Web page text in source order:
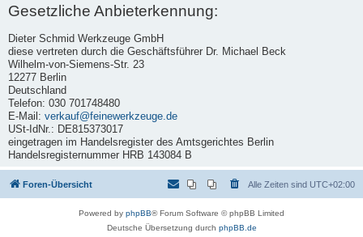
Gesetzliche Anbieterkennung:
Dieter Schmid Werkzeuge GmbH
diese vertreten durch die Geschäftsführer Dr. Michael Beck
Wilhelm-von-Siemens-Str. 23
12277 Berlin
Deutschland
Telefon: 030 701748480
E-Mail: verkauf@feinewerkzeuge.de
USt-IdNr.: DE815373017
eingetragen im Handelsregister des Amtsgerichtes Berlin
Handelsregisternummer HRB 143084 B
Foren-Übersicht Alle Zeiten sind UTC+02:00
Powered by phpBB® Forum Software © phpBB Limited
Deutsche Übersetzung durch phpBB.de